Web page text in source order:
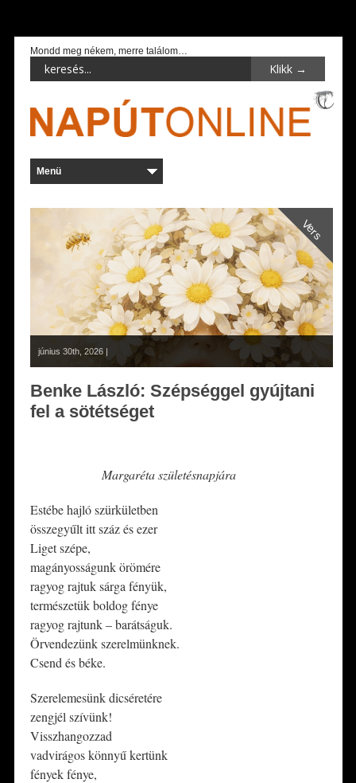
Mondd meg nékem, merre találom…
Vers
június 30th, 2026 |
Benke László: Szépséggel gyújtani
fel a sötétséget
Margaréta születésnapjára
Estébe hajló szürkületben
összegyűlt itt száz és ezer
Liget szépe,
magányosságunk örömére
ragyog rajtuk sárga fényük,
természetük boldog fénye
ragyog rajtunk – barátságuk.
Örvendezünk szerelmünknek.
Csend és béke.
Szerelemesünk dicséretére
zengjél szívünk!
Visszhangozzad
vadvirágos könnyű kertünk
fények fénye,